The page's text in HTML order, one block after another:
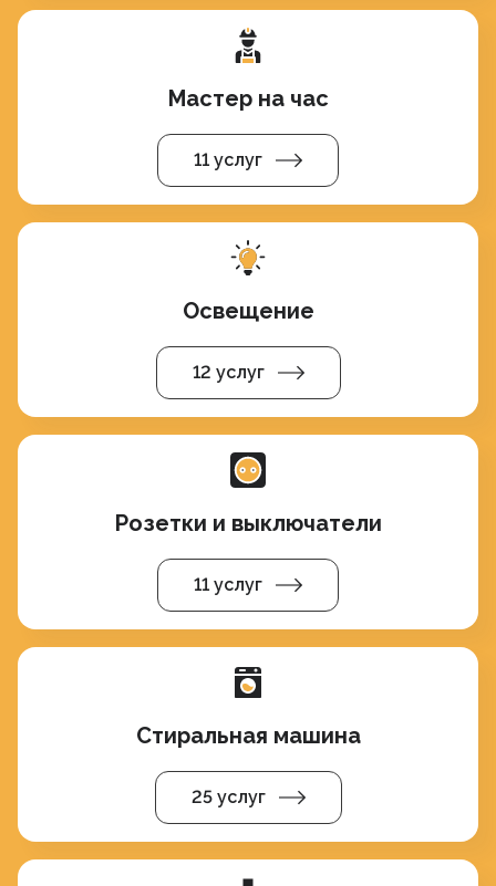
Мастер на час
11 услуг
Освещение
12 услуг
Розетки и выключатели
11 услуг
Стиральная машина
25 услуг